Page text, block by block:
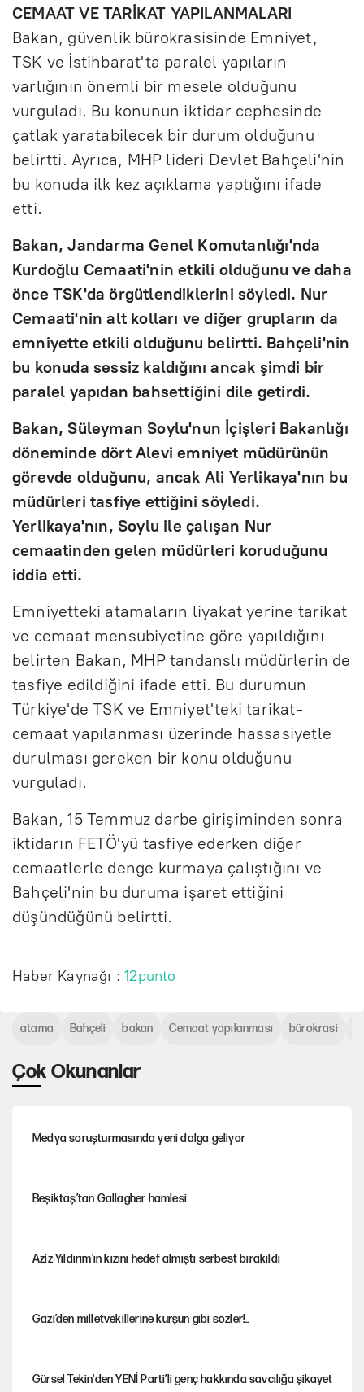
CEMAAT VE TARİKAT YAPILANMALARI
Bakan, güvenlik bürokrasisinde Emniyet,
TSK ve İstihbarat'ta paralel yapıların
varlığının önemli bir mesele olduğunu
vurguladı. Bu konunun iktidar cephesinde
çatlak yaratabilecek bir durum olduğunu
belirtti. Ayrıca, MHP lideri Devlet Bahçeli'nin
bu konuda ilk kez açıklama yaptığını ifade
etti.
Bakan, Jandarma Genel Komutanlığı'nda
Kurdoğlu Cemaati'nin etkili olduğunu ve daha
önce TSK'da örgütlendiklerini söyledi. Nur
Cemaati'nin alt kolları ve diğer grupların da
emniyette etkili olduğunu belirtti. Bahçeli'nin
bu konuda sessiz kaldığını ancak şimdi bir
paralel yapıdan bahsettiğini dile getirdi.
Bakan, Süleyman Soylu'nun İçişleri Bakanlığı
döneminde dört Alevi emniyet müdürünün
görevde olduğunu, ancak Ali Yerlikaya'nın bu
müdürleri tasfiye ettiğini söyledi.
Yerlikaya'nın, Soylu ile çalışan Nur
cemaatinden gelen müdürleri koruduğunu
iddia etti.
Emniyetteki atamaların liyakat yerine tarikat
ve cemaat mensubiyetine göre yapıldığını
belirten Bakan, MHP tandanslı müdürlerin de
tasfiye edildiğini ifade etti. Bu durumun
Türkiye'de TSK ve Emniyet'teki tarikat-
cemaat yapılanması üzerinde hassasiyetle
durulması gereken bir konu olduğunu
vurguladı.
Bakan, 15 Temmuz darbe girişiminden sonra
iktidarın FETÖ'yü tasfiye ederken diğer
cemaatlerle denge kurmaya çalıştığını ve
Bahçeli'nin bu duruma işaret ettiğini
düşündüğünü belirtti.
Haber Kaynağı :12punto
Çok Okunanlar
Medya soruşturmasında yeni dalga geliyor
Beşiktaş’tan Gallagher hamlesi
Aziz Yıldırım'ın kızını hedef almıştı serbest bırakıldı
Gazi’den milletvekillerine kurşun gibi sözler!..
Gürsel Tekin'den YENİ Parti’li genç hakkında savcılığa şikayet
atama Bahçeli bakan Cemaat yapılanması bürokrasi